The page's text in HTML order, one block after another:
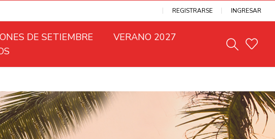
REGISTRARSE INGRESAR
DE SETIEMBRE
VERANO 2027